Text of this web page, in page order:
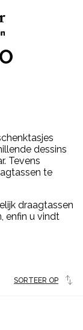
dessins
Tevens
te
draagtassen
enfin u vindt
SORTEER OP